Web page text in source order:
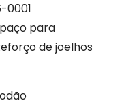
0001
para
de joelhos